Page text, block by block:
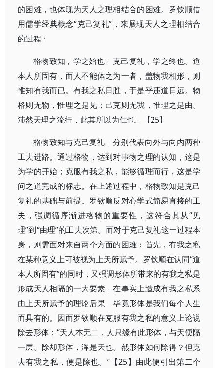
的困难，也体现为天人之理相结合的困难。罗钦顺借
用儒学经典概念“克己复礼”，来展现天人之理相结合
的过程：
格物致知，学之始也；克己复礼，学之终也。道
本人所固有，而人不能体之为一者，盖物我相形，则
惟知有我而已。有我之私日胜，于是乎违道日远。物
格则无物，惟理之是见；己克则无我，惟理之是由。
沛然天理之流行，此其所以为仁也。【25】
格物致知与克己复礼，分别代表向外与向内两种
工夫进路。通过格物，达到对事物之理的认知，这是
为学的开始；克服有我之私，能够循理而行，这是学
问之道完成的标志。在上述过程中，格物致知是克己
复礼的基础与前提。罗钦顺反对心学式简易直接的工
夫，强调循序渐进格物的重要性，这符合其从“见
理”到“由理”的工夫次第。而对于克己复礼这一过程本
身，则需面对来自两个方面的困难：首先，有我之私
在某种意义上可被视为上天所赋予。罗钦顺在认同“道
本人所固有”的同时，又强调形体所带来的有我之私是
形成天人相隔的一大要素，在事实上造成有我之私系
由上天所赋予的理论后果，毕竟形体是我们每个人生
而具有的。因而罗钦顺在克服有我之私的意义上论说
除去形体：“天人本无二，人只缘有此形体，与天便隔
一层。除却形体，浑是天也。然形体如何除得？但克
去有我之私，便是除也。”【25】由此便引出第二个